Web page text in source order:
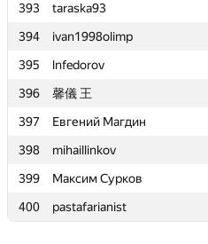
393
taraska93
394
ivan1998olimp
395
lnfedorov
396
馨儀 王
397
Евгений Магдин
398
mihaillinkov
399
Максим Сурков
400
pastafarianist
393
taraska93
394
ivan1998olimp
395
lnfedorov
396
馨儀 王
397
Евгений Магдин
398
mihaillinkov
399
Максим Сурков
400
pastafarianist